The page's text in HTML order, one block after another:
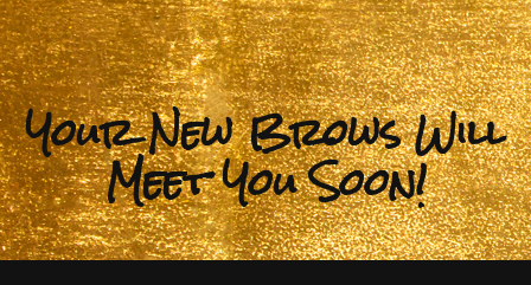
Your New Brows Will
Meet You Soon!